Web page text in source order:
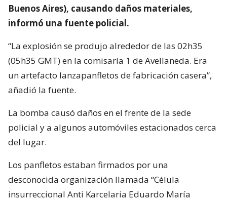
Buenos Aires), causando daños materiales,
informó una fuente policial.
“La explosión se produjo alrededor de las 02h35
(05h35 GMT) en la comisaría 1 de Avellaneda. Era
un artefacto lanzapanfletos de fabricación casera”,
añadió la fuente.
La bomba causó daños en el frente de la sede
policial y a algunos automóviles estacionados cerca
del lugar.
Los panfletos estaban firmados por una
desconocida organización llamada “Célula
insurreccional Anti Karcelaria Eduardo María